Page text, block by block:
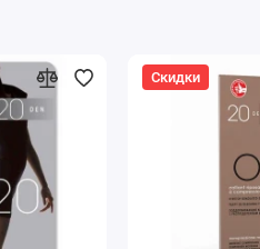
Скидки